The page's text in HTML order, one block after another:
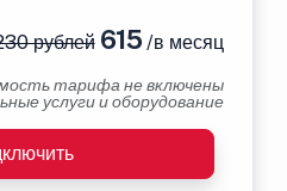
рублей615 /в месяц
тарифа не включены
услуги и оборудование